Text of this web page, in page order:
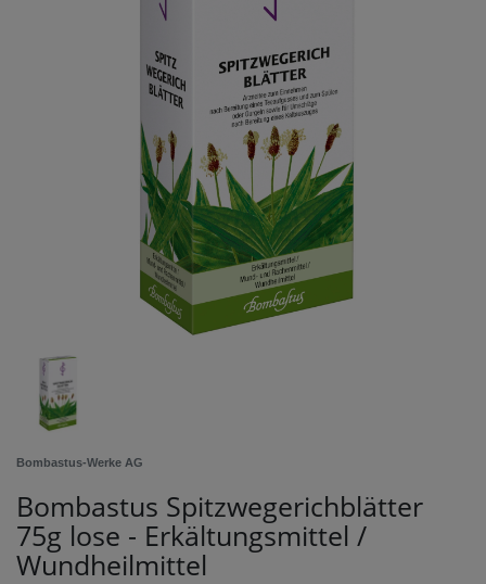
Bombastus-Werke AG
Bombastus Spitzwegerichblätter
75g lose - Erkältungsmittel /
Wundheilmittel